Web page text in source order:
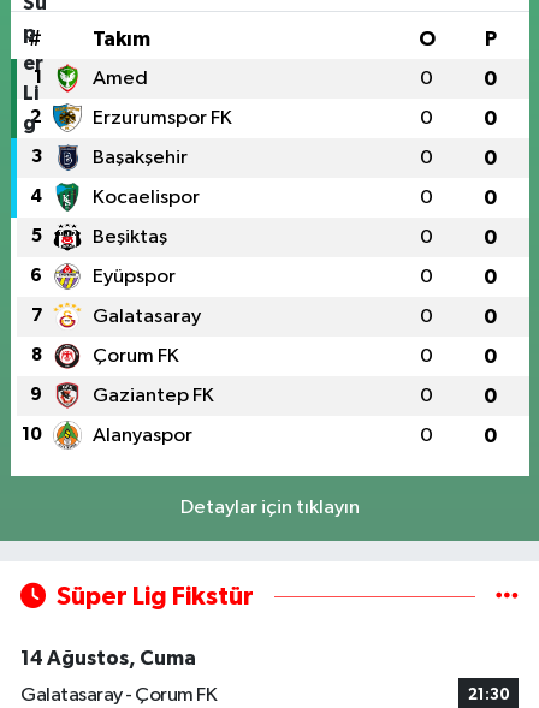
# Takım O P
1 Amed 0 0
2 Erzurumspor FK 0 0
3 Başakşehir 0 0
4 Kocaelispor 0 0
5 Beşiktaş 0 0
6 Eyüpspor 0 0
7 Galatasaray 0 0
8 Çorum FK 0 0
9 Gaziantep FK 0 0
10 Alanyaspor 0 0
Detaylar için tıklayın
Süper Lig Fikstür
14 Ağustos, Cuma
Galatasaray - Çorum FK
21:30